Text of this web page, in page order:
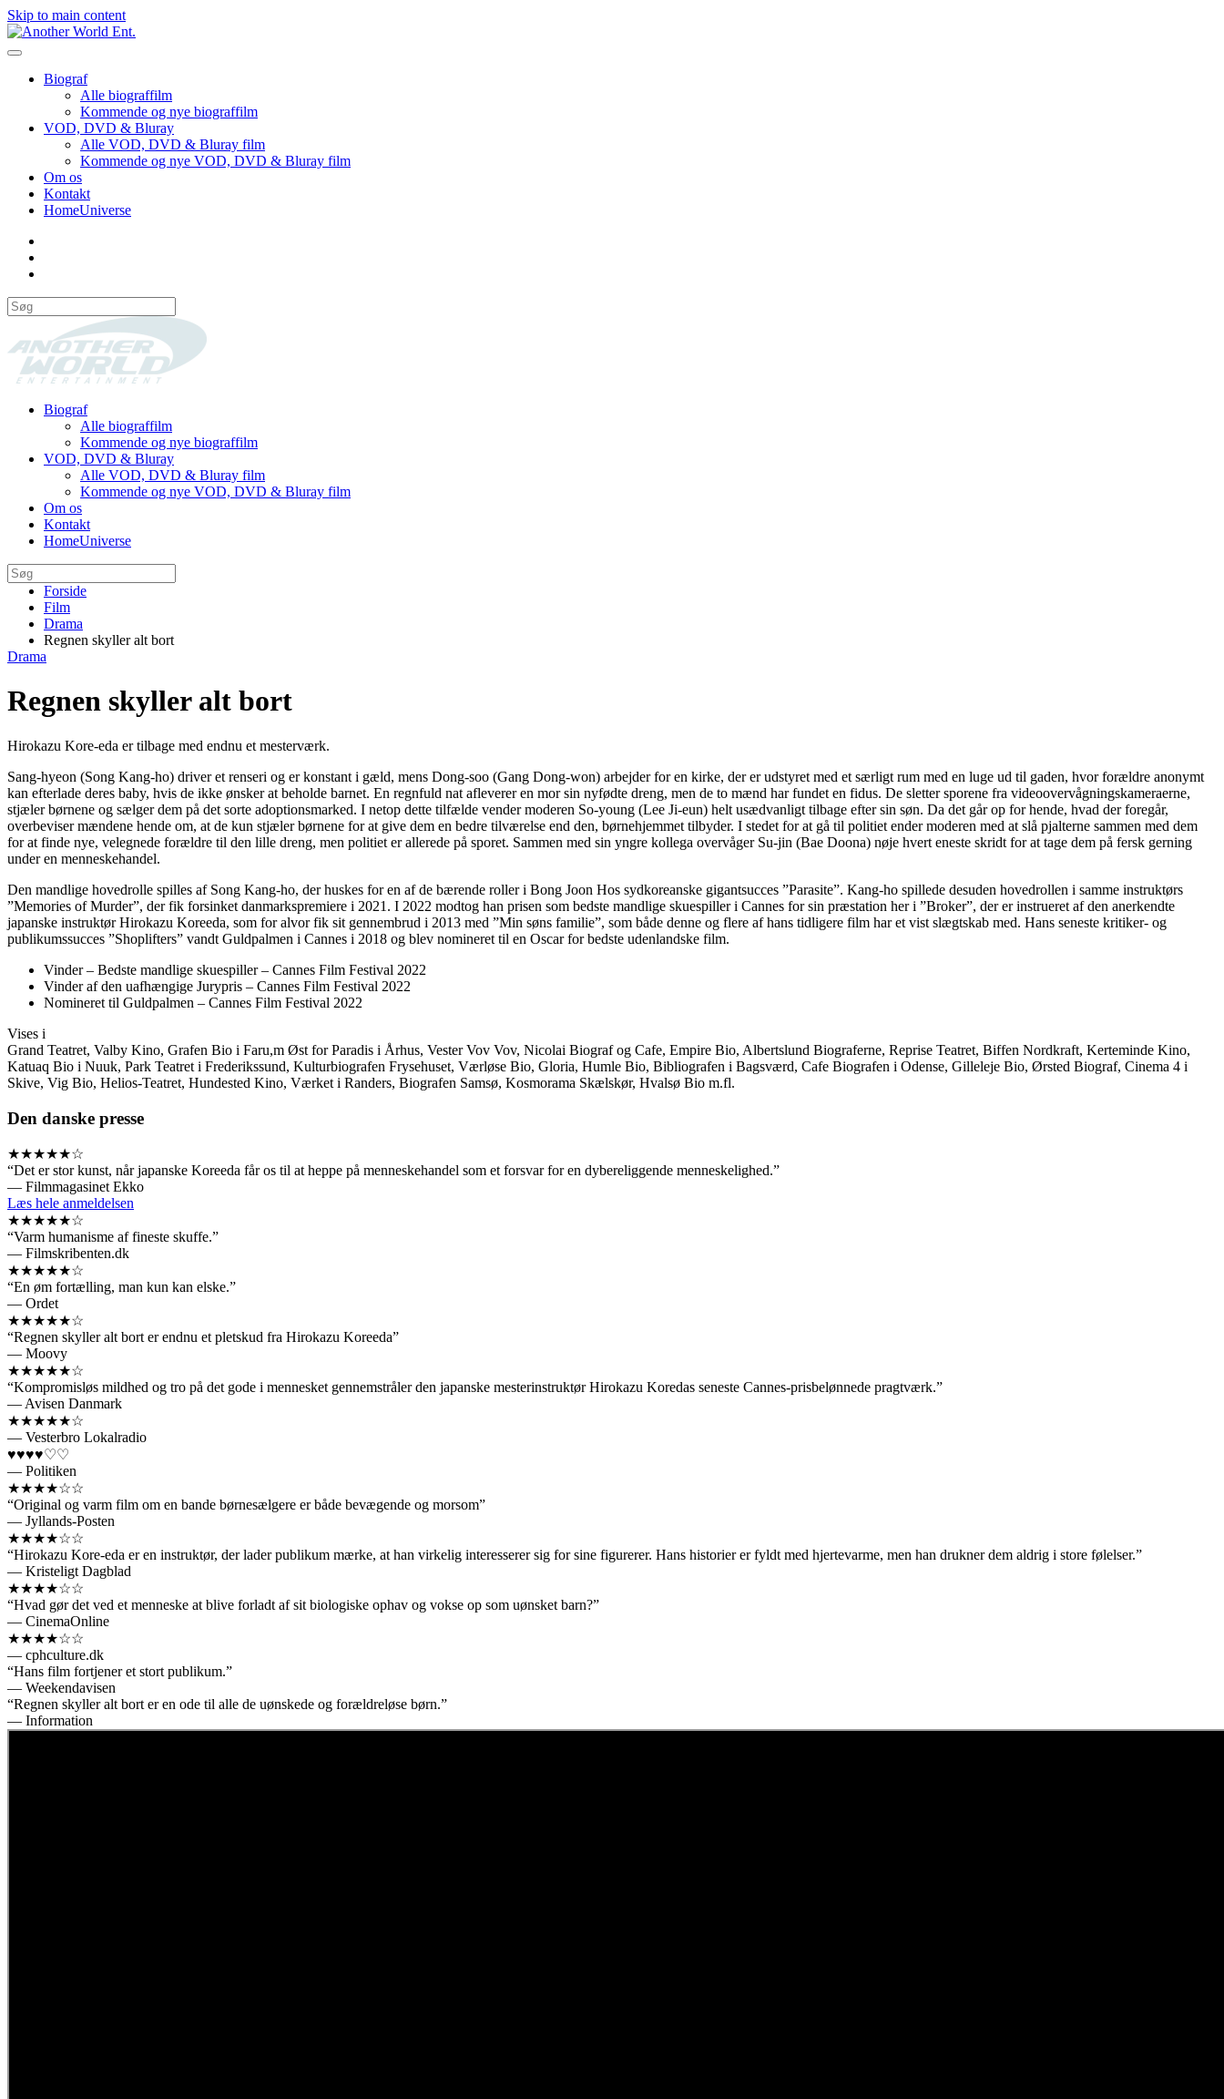
Skip to main content
Biograf
Alle biograffilm
Kommende og nye biograffilm
VOD, DVD & Bluray
Alle VOD, DVD & Bluray film
Kommende og nye VOD, DVD & Bluray film
Om os
Kontakt
HomeUniverse
Biograf
Alle biograffilm
Kommende og nye biograffilm
VOD, DVD & Bluray
Alle VOD, DVD & Bluray film
Kommende og nye VOD, DVD & Bluray film
Om os
Kontakt
HomeUniverse
Forside
Film
Drama
Regnen skyller alt bort
Drama
Regnen skyller alt bort
Hirokazu Kore-eda er tilbage med endnu et mesterværk.
Sang-hyeon (Song Kang-ho) driver et renseri og er konstant i gæld, mens Dong-soo (Gang Dong-won) arbejder for en kirke, der er udstyret med et særligt rum med en luge ud til gaden, hvor forældre anonymt
kan efterlade deres baby, hvis de ikke ønsker at beholde barnet. En regnfuld nat afleverer en mor sin nyfødte dreng, men de to mænd har fundet en fidus. De sletter sporene fra videoovervågningskameraerne,
stjæler børnene og sælger dem på det sorte adoptionsmarked. I netop dette tilfælde vender moderen So-young (Lee Ji-eun) helt usædvanligt tilbage efter sin søn. Da det går op for hende, hvad der foregår,
overbeviser mændene hende om, at de kun stjæler børnene for at give dem en bedre tilværelse end den, børnehjemmet tilbyder. I stedet for at gå til politiet ender moderen med at slå pjalterne sammen med dem
for at finde nye, velegnede forældre til den lille dreng, men politiet er allerede på sporet. Sammen med sin yngre kollega overvåger Su-jin (Bae Doona) nøje hvert eneste skridt for at tage dem på fersk gerning
under en menneskehandel.
Den mandlige hovedrolle spilles af Song Kang-ho, der huskes for en af de bærende roller i Bong Joon Hos sydkoreanske gigantsucces ”Parasite”. Kang-ho spillede desuden hovedrollen i samme instruktørs
”Memories of Murder”, der fik forsinket danmarkspremiere i 2021. I 2022 modtog han prisen som bedste mandlige skuespiller i Cannes for sin præstation her i ”Broker”, der er instrueret af den anerkendte
japanske instruktør Hirokazu Koreeda, som for alvor fik sit gennembrud i 2013 med ”Min søns familie”, som både denne og flere af hans tidligere film har et vist slægtskab med. Hans seneste kritiker- og
publikumssucces ”Shoplifters” vandt Guldpalmen i Cannes i 2018 og blev nomineret til en Oscar for bedste udenlandske film.
Vinder – Bedste mandlige skuespiller – Cannes Film Festival 2022
Vinder af den uafhængige Jurypris – Cannes Film Festival 2022
Nomineret til Guldpalmen – Cannes Film Festival 2022
Vises i
Grand Teatret, Valby Kino, Grafen Bio i Faru,m Øst for Paradis i Århus, Vester Vov Vov, Nicolai Biograf og Cafe, Empire Bio, Albertslund Biograferne, Reprise Teatret, Biffen Nordkraft, Kerteminde Kino,
Katuaq Bio i Nuuk, Park Teatret i Frederikssund, Kulturbiografen Frysehuset, Værløse Bio, Gloria, Humle Bio, Bibliografen i Bagsværd, Cafe Biografen i Odense, Gilleleje Bio, Ørsted Biograf, Cinema 4 i
Skive, Vig Bio, Helios-Teatret, Hundested Kino, Værket i Randers, Biografen Samsø, Kosmorama Skælskør, Hvalsø Bio m.fl.
Den danske presse
★★★★★☆
“Det er stor kunst, når japanske Koreeda får os til at heppe på menneskehandel som et forsvar for en dybereliggende menneskelighed.”
— Filmmagasinet Ekko
Læs hele anmeldelsen
★★★★★☆
“Varm humanisme af fineste skuffe.”
— Filmskribenten.dk
★★★★★☆
“En øm fortælling, man kun kan elske.”
— Ordet
★★★★★☆
“Regnen skyller alt bort er endnu et pletskud fra Hirokazu Koreeda”
— Moovy
★★★★★☆
“Kompromisløs mildhed og tro på det gode i mennesket gennemstråler den japanske mesterinstruktør Hirokazu Koredas seneste Cannes-prisbelønnede pragtværk.”
— Avisen Danmark
★★★★★☆
— Vesterbro Lokalradio
♥♥♥♥♡♡
— Politiken
★★★★☆☆
“Original og varm film om en bande børnesælgere er både bevægende og morsom”
— Jyllands-Posten
★★★★☆☆
“Hirokazu Kore-eda er en instruktør, der lader publikum mærke, at han virkelig interesserer sig for sine figurerer. Hans historier er fyldt med hjertevarme, men han drukner dem aldrig i store følelser.”
— Kristeligt Dagblad
★★★★☆☆
“Hvad gør det ved et menneske at blive forladt af sit biologiske ophav og vokse op som uønsket barn?”
— CinemaOnline
★★★★☆☆
— cphculture.dk
“Hans film fortjener et stort publikum.”
— Weekendavisen
“Regnen skyller alt bort er en ode til alle de uønskede og forældreløse børn.”
— Information